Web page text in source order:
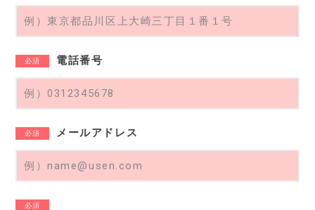
必須 電話番号
必須 メールアドレス
必須